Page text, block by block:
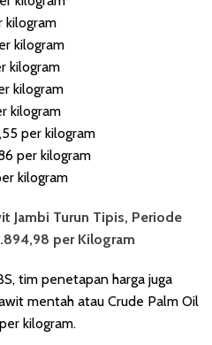
kilogram
kilogram
kilogram
kilogram
kilogram
per kilogram
per kilogram
kilogram
Jambi Turun Tipis, Periode
per Kilogram
tim penetapan harga juga
mentah atau Crude Palm Oil
kilogram.